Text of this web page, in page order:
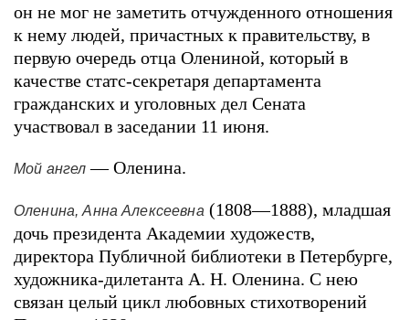
он не мог не заметить отчужденного отношения
к нему людей, причастных к правительству, в
первую очередь отца Олениной, который в
качестве статс-секретаря департамента
гражданских и уголовных дел Сената
участвовал в заседании 11 июня.
Мой ангел — Оленина.
Оленина, Анна Алексеевна (1808—1888), младшая
дочь президента Академии художеств,
директора Публичной библиотеки в Петербурге,
художника-дилетанта А. Н. Оленина. С нею
связан целый цикл любовных стихотворений